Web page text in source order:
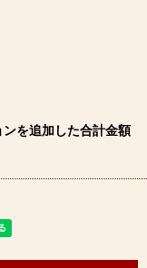
を追加した合計金額